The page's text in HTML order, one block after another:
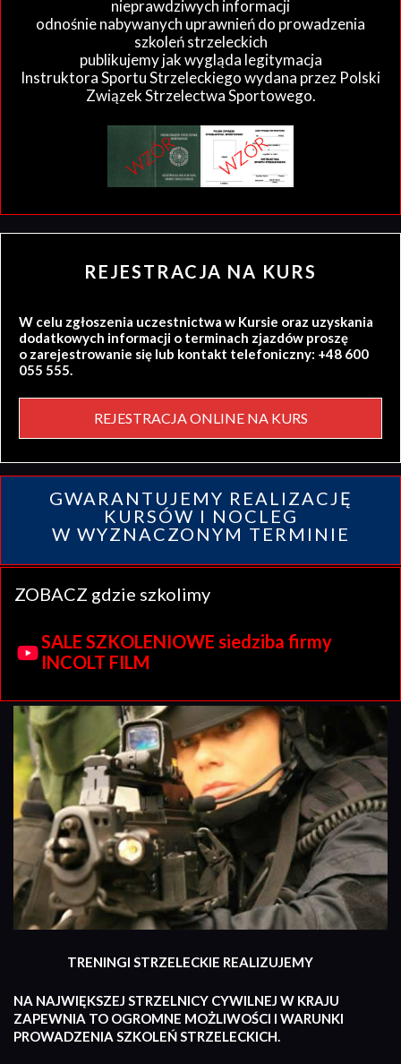
nieprawdziwych informacji
odnośnie nabywanych uprawnień do prowadzenia
szkoleń strzeleckich
publikujemy jak wygląda legitymacja
Instruktora Sportu Strzeleckiego wydana przez Polski
Związek Strzelectwa Sportowego.
REJESTRACJA NA KURS
W celu zgłoszenia uczestnictwa w Kursie oraz uzyskania
dodatkowych informacji o terminach zjazdów proszę
o zarejestrowanie się lub kontakt telefoniczny: +48 600
055 555.
REJESTRACJA ONLINE NA KURS
GWARANTUJEMY REALIZACJĘ
KURSÓW I NOCLEG
W WYZNACZONYM TERMINIE
ZOBACZ gdzie szkolimy
SALE SZKOLENIOWE siedziba firmy
INCOLT FILM
TRENINGI STRZELECKIE REALIZUJEMY
NA NAJWIĘKSZEJ STRZELNICY CYWILNEJ W KRAJU
ZAPEWNIA TO OGROMNE MOŻLIWOŚCI I WARUNKI
PROWADZENIA SZKOLEŃ STRZELECKICH.